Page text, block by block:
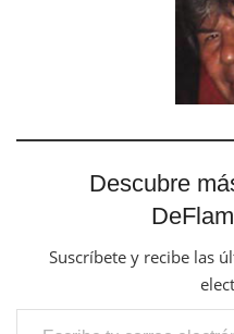
Descubre
Suscríbete y recibe las
Escribe tu correo electrónico…